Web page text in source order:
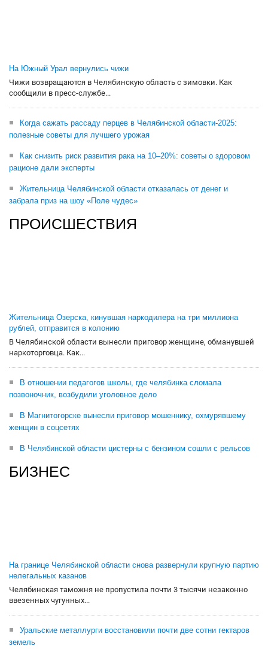
На Южный Урал вернулись чижи
Чижи возвращаются в Челябинскую область с зимовки. Как
сообщили в пресс-службе...
Когда сажать рассаду перцев в Челябинской области-2025:
полезные советы для лучшего урожая
Как снизить риск развития рака на 10–20%: советы о здоровом
рационе дали эксперты
Жительница Челябинской области отказалась от денег и
забрала приз на шоу «Поле чудес»
ПРОИСШЕСТВИЯ
Жительница Озерска, кинувшая наркодилера на три миллиона
рублей, отправится в колонию
В Челябинской области вынесли приговор женщине, обманувшей
наркоторговца. Как...
В отношении педагогов школы, где челябинка сломала
позвоночник, возбудили уголовное дело
В Магнитогорске вынесли приговор мошеннику, охмурявшему
женщин в соцсетях
В Челябинской области цистерны с бензином сошли с рельсов
БИЗНЕС
На границе Челябинской области снова развернули крупную партию
нелегальных казанов
Челябинская таможня не пропустила почти 3 тысячи незаконно
ввезенных чугунных...
Уральские металлурги восстановили почти две сотни гектаров
земель